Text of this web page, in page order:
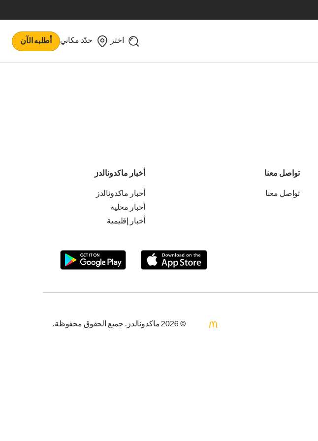
اختر حدّد مكاني أطلبه الآن
تواصل معنا
تواصل معنا
أخبار ماكدونالدز
أخبار ماكدونالدز
أخبار محلية
أخبار إقليمية
© 2026 ماكدونالدز. جميع الحقوق محفوظة.